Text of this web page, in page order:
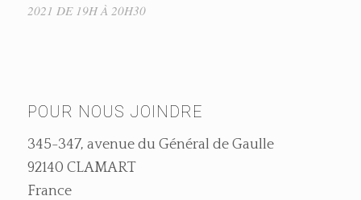
2021 DE 19H À 20H30
POUR NOUS JOINDRE
345-347, avenue du Général de Gaulle
92140 CLAMART
France